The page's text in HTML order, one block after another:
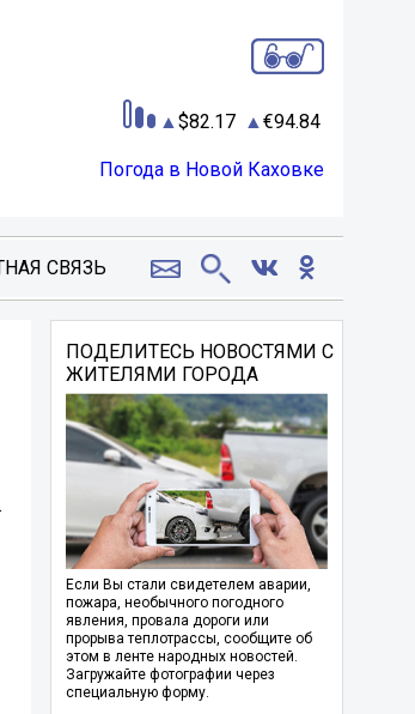
82.17 94.84
Погода в Новой Каховке
СВЯЗЬ
ПОДЕЛИТЕСЬ НОВОСТЯМИ С
ЖИТЕЛЯМИ ГОРОДА
Если Вы стали свидетелем аварии,
пожара, необычного погодного
явления, провала дороги или
прорыва теплотрассы, сообщите об
этом в ленте народных новостей.
Загружайте фотографии через
специальную форму.